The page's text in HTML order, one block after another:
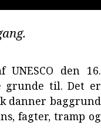
den 16.
grunde til. Det er
danner baggrund
fagter, tramp og